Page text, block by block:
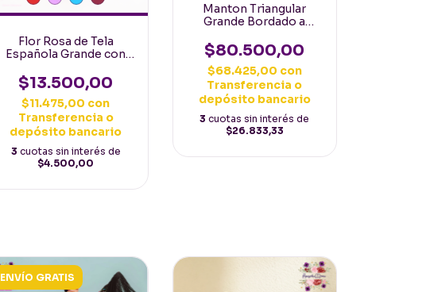
Flor Rosa de Tela
Española Grande con
$13.500,00
$11.475,00 con
Transferencia o
depósito bancario
3 cuotas sin interés de
$4.500,00
Manton Triangular
Grande Bordado a
Español Negro bordado
Rojo
$80.500,00
$68.425,00 con
Transferencia o
depósito bancario
3 cuotas sin interés de
$26.833,33
ENVÍO GRATIS